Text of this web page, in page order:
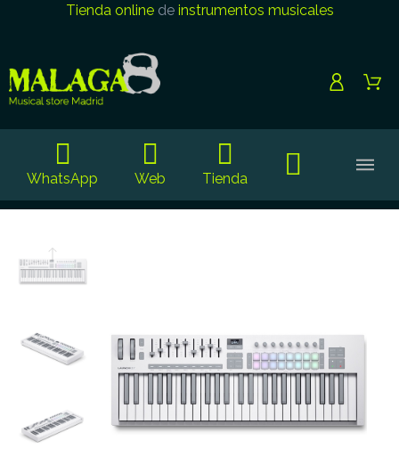
Tienda onlinede instrumentos musicales
WhatsApp Web Tienda